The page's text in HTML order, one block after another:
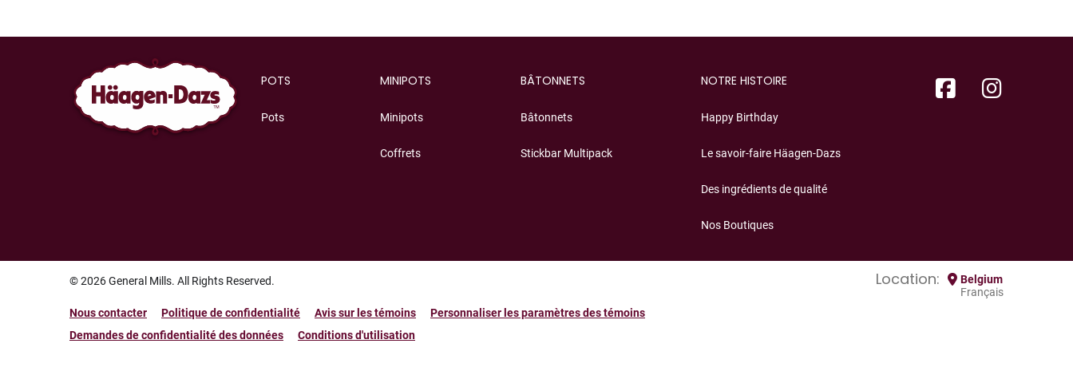
POTS
Pots
MINIPOTS
Minipots
Coffrets
BÂTONNETS
Bâtonnets
Stickbar Multipack
NOTRE HISTOIRE
Happy Birthday
Le savoir-faire Häagen-Dazs
Des ingrédients de qualité
Nos Boutiques
© 2026General Mills. All Rights Reserved. Location:
Belgium
Français
Nous contacter
Politique de confidentialité Avis sur les témoins
Personnaliser les paramètres des témoins
Demandes de confidentialité des données
Conditions d'utilisation